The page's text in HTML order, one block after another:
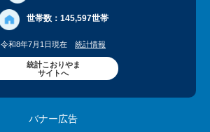
世帯数： 145,597世帯
令和8年7月1日現在 統計情報
統計こおりやま
サイトへ
バナー広告